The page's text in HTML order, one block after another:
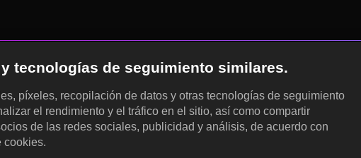
tecnologías de seguimiento similares.
píxeles, recopilación de datos y otras tecnologías de seguimiento
el rendimiento y el tráfico en el sitio, así como compartir
de las redes sociales, publicidad y análisis, de acuerdo con
cookies.